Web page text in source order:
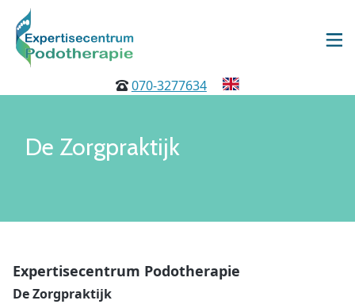
070-3277634
De Zorgpraktijk
Expertisecentrum Podotherapie
De Zorgpraktijk